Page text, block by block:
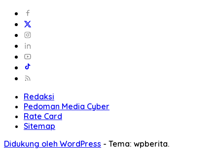
Redaksi
Pedoman Media Cyber
Rate Card
Sitemap
Didukung oleh WordPress - Tema: wpberita.